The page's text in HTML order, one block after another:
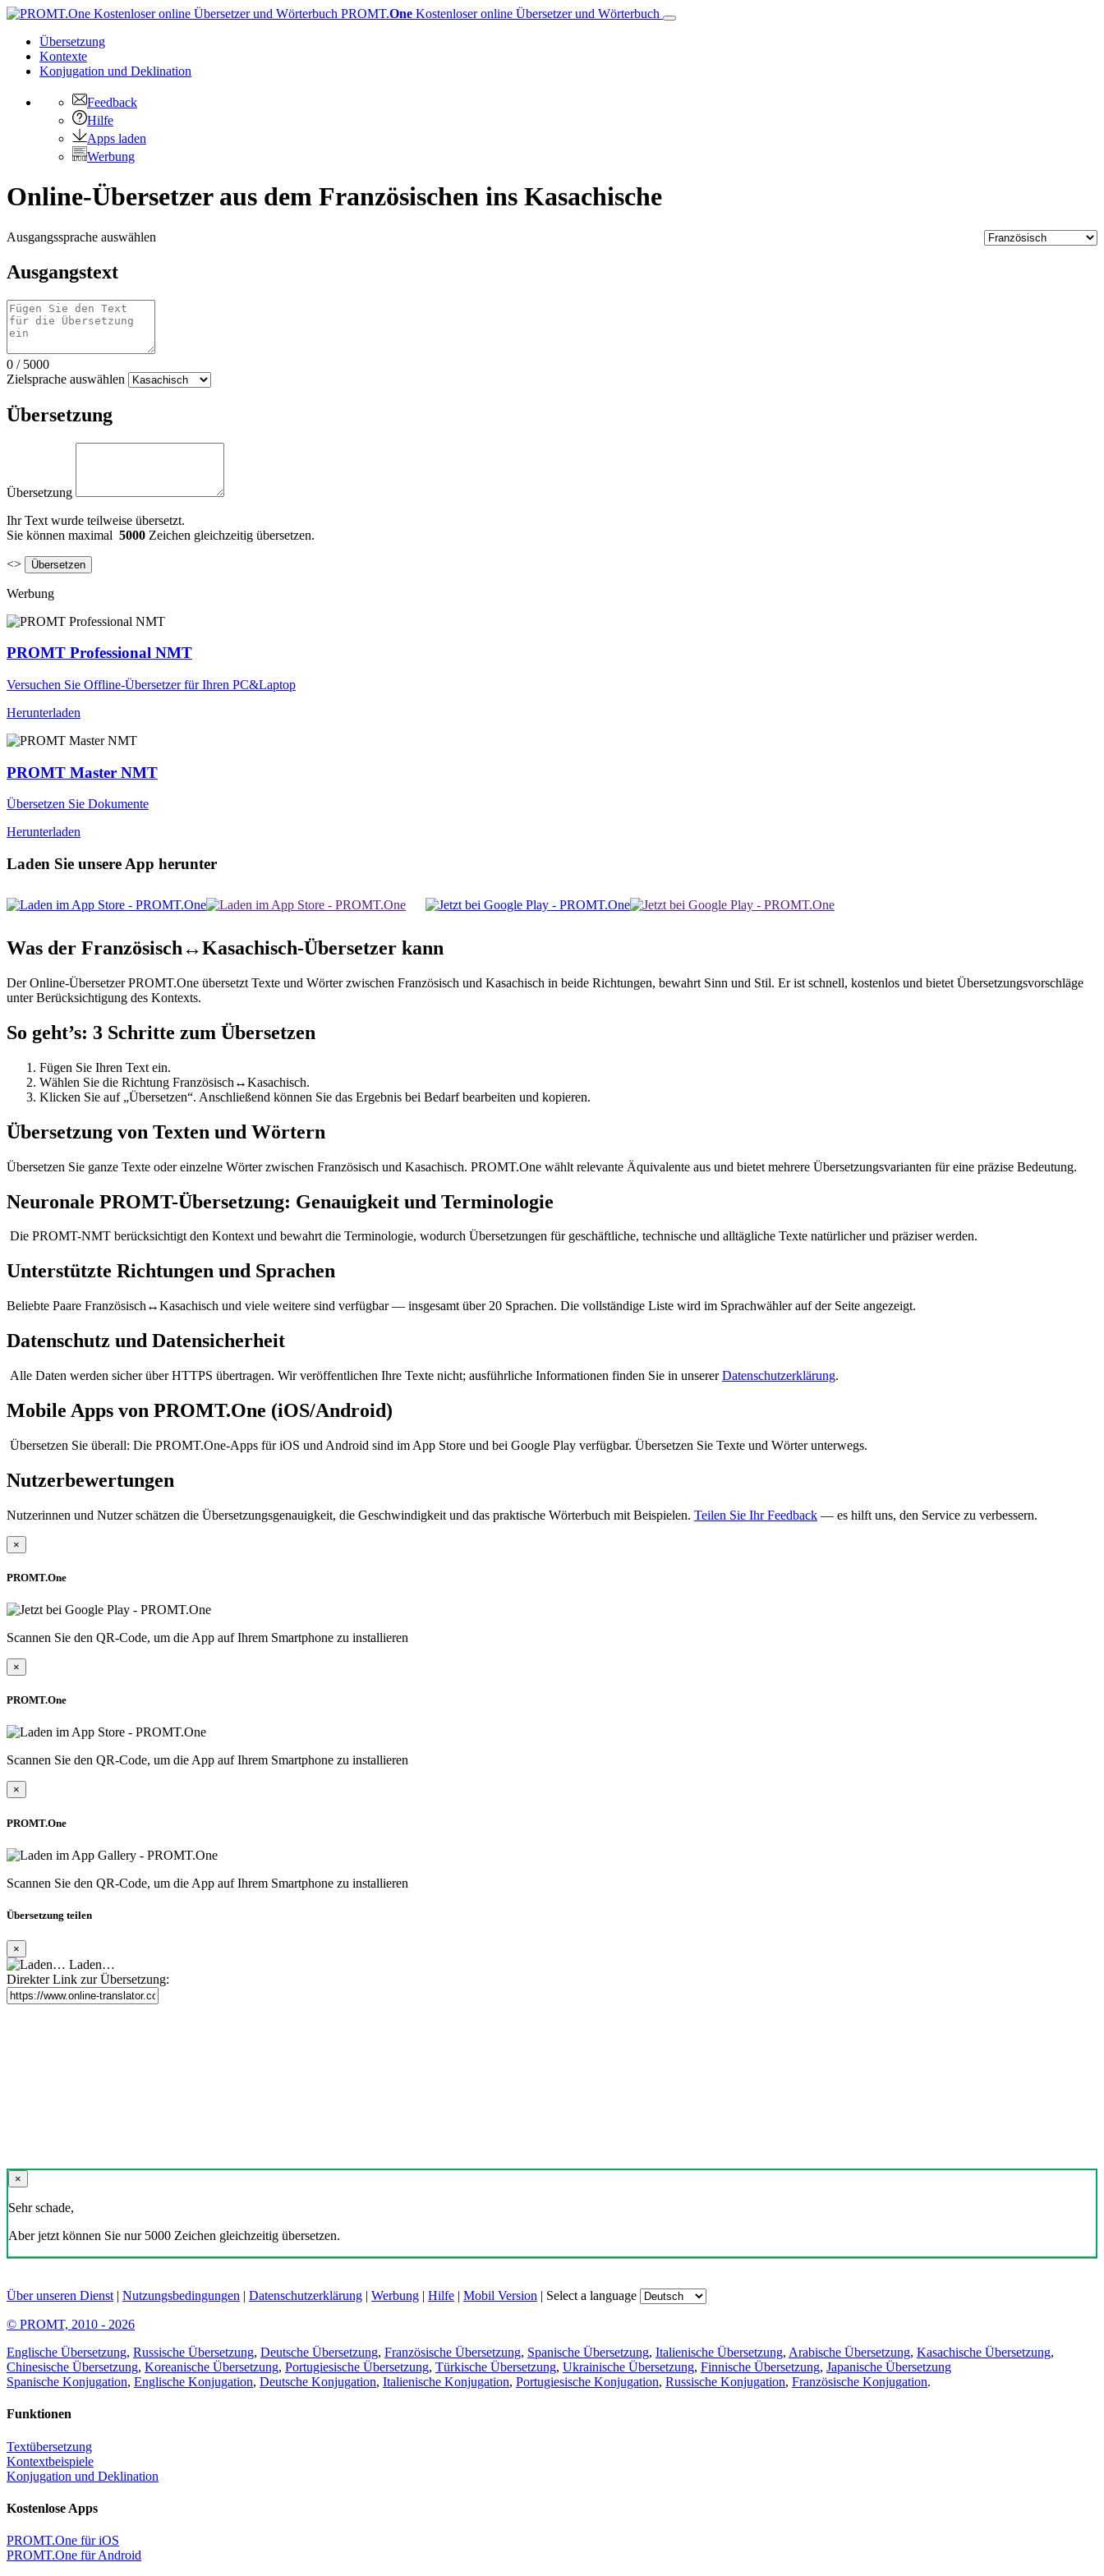
PROMT.One Kostenloser online Übersetzer und Wörterbuch
Übersetzung
Kontexte
Konjugation und Deklination
Feedback
Hilfe
Apps laden
Werbung
Online-Übersetzer aus dem Französischen ins Kasachische
Ausgangssprache auswählen
Ausgangstext
0 / 5000
Zielsprache auswählen
Übersetzung
Übersetzung
Ihr Text wurde teilweise übersetzt.
Sie können maximal 5000 Zeichen gleichzeitig übersetzen.
<>
Werbung
PROMT Professional NMT
Versuchen Sie Offline-Übersetzer für Ihren PC&Laptop
Herunterladen
PROMT Master NMT
Übersetzen Sie Dokumente
Herunterladen
Laden Sie unsere App herunter
Was der Französisch↔Kasachisch-Übersetzer kann
Der Online-Übersetzer PROMT.One übersetzt Texte und Wörter zwischen Französisch und Kasachisch in beide Richtungen, bewahrt Sinn und Stil. Er ist schnell, kostenlos und bietet Übersetzungsvorschläge
unter Berücksichtigung des Kontexts.
So geht’s: 3 Schritte zum Übersetzen
Fügen Sie Ihren Text ein.
Wählen Sie die Richtung Französisch↔Kasachisch.
Klicken Sie auf „Übersetzen“. Anschließend können Sie das Ergebnis bei Bedarf bearbeiten und kopieren.
Übersetzung von Texten und Wörtern
Übersetzen Sie ganze Texte oder einzelne Wörter zwischen Französisch und Kasachisch. PROMT.One wählt relevante Äquivalente aus und bietet mehrere Übersetzungsvarianten für eine präzise Bedeutung.
Neuronale PROMT-Übersetzung: Genauigkeit und Terminologie
Die PROMT-NMT berücksichtigt den Kontext und bewahrt die Terminologie, wodurch Übersetzungen für geschäftliche, technische und alltägliche Texte natürlicher und präziser werden.
Unterstützte Richtungen und Sprachen
Beliebte Paare Französisch↔Kasachisch und viele weitere sind verfügbar — insgesamt über 20 Sprachen. Die vollständige Liste wird im Sprachwähler auf der Seite angezeigt.
Datenschutz und Datensicherheit
Alle Daten werden sicher über HTTPS übertragen. Wir veröffentlichen Ihre Texte nicht; ausführliche Informationen finden Sie in unsererDatenschutzerklärung.
Mobile Apps von PROMT.One (iOS/Android)
Übersetzen Sie überall: Die PROMT.One-Apps für iOS und Android sind im App Store und bei Google Play verfügbar. Übersetzen Sie Texte und Wörter unterwegs.
Nutzerbewertungen
Nutzerinnen und Nutzer schätzen die Übersetzungsgenauigkeit, die Geschwindigkeit und das praktische Wörterbuch mit Beispielen. Teilen Sie Ihr Feedback — es hilft uns, den Service zu verbessern.
×
PROMT.One
Scannen Sie den QR-Code, um die App auf Ihrem Smartphone zu installieren
×
PROMT.One
Scannen Sie den QR-Code, um die App auf Ihrem Smartphone zu installieren
×
PROMT.One
Scannen Sie den QR-Code, um die App auf Ihrem Smartphone zu installieren
Übersetzung teilen
×
Laden…
Direkter Link zur Übersetzung:
×
Sehr schade,
Aber jetzt können Sie nur 5000 Zeichen gleichzeitig übersetzen.
Über unseren Dienst | Nutzungsbedingungen | Datenschutzerklärung | Werbung | Hilfe | Mobil Version | Select a language
© PROMT, 2010 - 2026
Englische Übersetzung, Russische Übersetzung, Deutsche Übersetzung, Französische Übersetzung, Spanische Übersetzung, Italienische Übersetzung, Arabische Übersetzung, Kasachische Übersetzung,
Chinesische Übersetzung, Koreanische Übersetzung, Portugiesische Übersetzung, Türkische Übersetzung, Ukrainische Übersetzung, Finnische Übersetzung, Japanische Übersetzung
Spanische Konjugation, Englische Konjugation, Deutsche Konjugation, Italienische Konjugation, Portugiesische Konjugation, Russische Konjugation, Französische Konjugation.
Funktionen
Textübersetzung
Kontextbeispiele
Konjugation und Deklination
Kostenlose Apps
PROMT.One für iOS
PROMT.One für Android